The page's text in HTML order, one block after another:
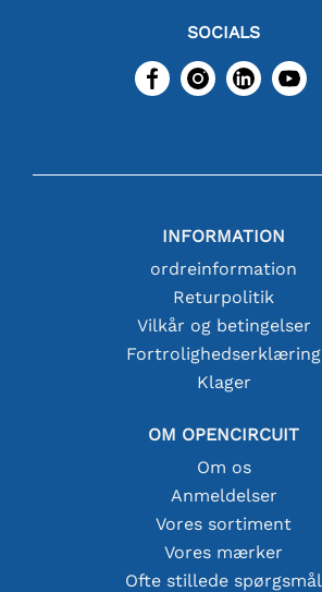
SOCIALS
INFORMATION
ordreinformation
Returpolitik
Vilkår og betingelser
Fortrolighedserklæring
Klager
OM OPENCIRCUIT
Om os
Anmeldelser
Vores sortiment
Vores mærker
Ofte stillede spørgsmål